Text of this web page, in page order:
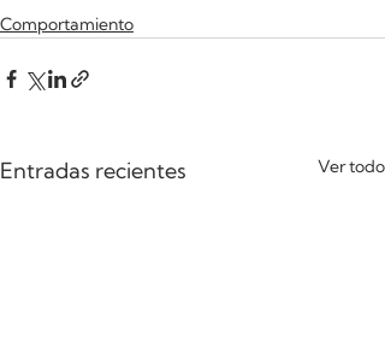
Comportamiento
Entradas recientes Ver todo